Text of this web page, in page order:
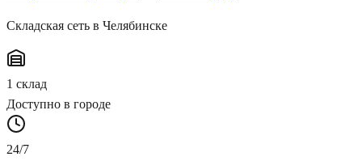
Складская сеть в Челябинске
1 склад
Доступно в городе
24/7